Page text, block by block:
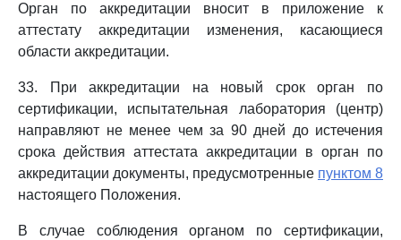
Орган по аккредитации вносит в приложение к
аттестату аккредитации изменения, касающиеся
области аккредитации.
33. При аккредитации на новый срок орган по
сертификации, испытательная лаборатория (центр)
направляют не менее чем за 90 дней до истечения
срока действия аттестата аккредитации в орган по
аккредитации документы, предусмотренные пунктом 8
настоящего Положения.
В случае соблюдения органом по сертификации,